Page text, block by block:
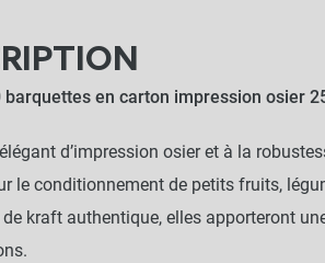
barquettes en carton impression osier
d’impression osier et à la
le conditionnement de petits fruits,
de kraft authentique, elles apporteront